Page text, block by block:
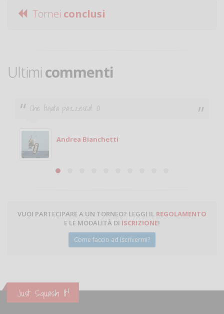
Tornei conclusi
Ultimi commenti
:O
Bianchetti
Ciao. Sono a
VUOI PARTECIPARE A UN TORNEO? LEGGI IL REGOLAMENTO
E LE MODALITÀ DI ISCRIZIONE!
Come faccio ad iscrivermi?
Just Squash It!